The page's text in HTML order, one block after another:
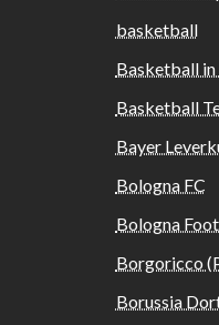
basketball
Basketball
Basketball
Bayer
Bologna FC
Bologna
Borgoricco
Borussia